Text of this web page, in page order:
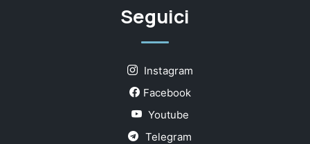
Seguici
Instagram
Facebook
Youtube
Telegram